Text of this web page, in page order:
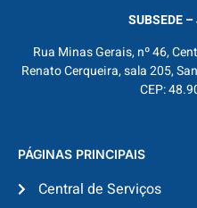
SUBSEDE
Rua Minas Gerais, nº 46,
Renato Cerqueira, sala 205,
CEP:
PÁGINAS PRINCIPAIS
Central de Serviços